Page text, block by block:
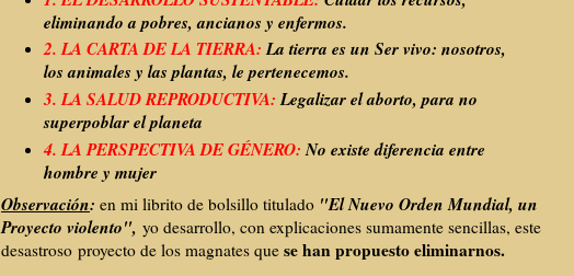
eliminando a pobres, ancianos y enfermos.
2. LA CARTA DE LA TIERRA:La tierra es un Ser vivo: nosotros,
los animales y las plantas, le pertenecemos.
3. LA SALUD REPRODUCTIVA:Legalizar el aborto, para no
superpoblar el planeta
4. LA PERSPECTIVA DE GÉNERO:No existe diferencia entre
hombre y mujer
Observación: en mi librito de bolsillo titulado "El Nuevo Orden Mundial, un
Proyecto violento", yo desarrollo, con explicaciones sumamente sencillas, este
desastroso proyecto de los magnates que se han propuesto eliminarnos.